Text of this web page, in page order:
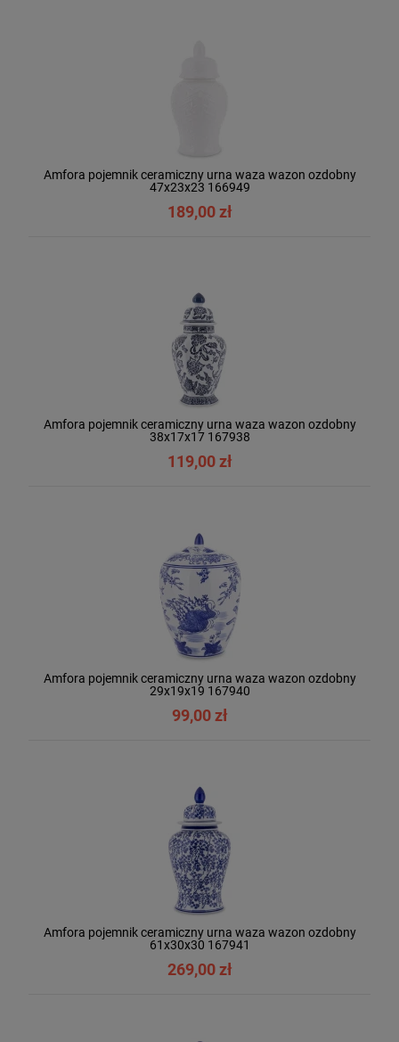
Amfora pojemnik ceramiczny urna waza wazon ozdobny
47x23x23 166949
189,00 zł
Amfora pojemnik ceramiczny urna waza wazon ozdobny
38x17x17 167938
119,00 zł
Amfora pojemnik ceramiczny urna waza wazon ozdobny
29x19x19 167940
99,00 zł
Amfora pojemnik ceramiczny urna waza wazon ozdobny
61x30x30 167941
269,00 zł